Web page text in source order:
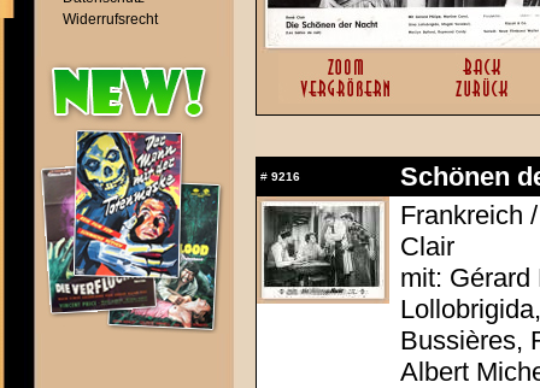
Widerrufsrecht
# 9216
Schönen
Frankreich
Clair
mit: Gérard
Bussières,
Albert